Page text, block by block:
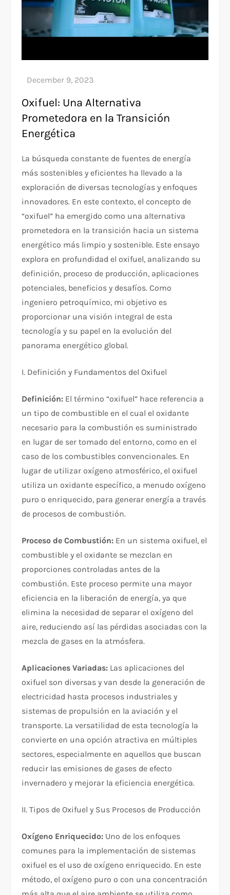
Oxifuel: Una Alternativa
Prometedora en la Transición
Energética
La búsqueda constante de fuentes de energía
más sostenibles y eficientes ha llevado a la
exploración de diversas tecnologías y enfoques
innovadores. En este contexto, el concepto de
“oxifuel” ha emergido como una alternativa
prometedora en la transición hacia un sistema
energético más limpio y sostenible. Este ensayo
explora en profundidad el oxifuel, analizando su
definición, proceso de producción, aplicaciones
potenciales, beneficios y desafíos. Como
ingeniero petroquímico, mi objetivo es
proporcionar una visión integral de esta
tecnología y su papel en la evolución del
panorama energético global.
I. Definición y Fundamentos del Oxifuel
Definición: El término “oxifuel” hace referencia a
un tipo de combustible en el cual el oxidante
necesario para la combustión es suministrado
en lugar de ser tomado del entorno, como en el
caso de los combustibles convencionales. En
lugar de utilizar oxígeno atmosférico, el oxifuel
utiliza un oxidante específico, a menudo oxígeno
puro o enriquecido, para generar energía a través
de procesos de combustión.
Proceso de Combustión: En un sistema oxifuel, el
combustible y el oxidante se mezclan en
proporciones controladas antes de la
combustión. Este proceso permite una mayor
eficiencia en la liberación de energía, ya que
elimina la necesidad de separar el oxígeno del
aire, reduciendo así las pérdidas asociadas con la
mezcla de gases en la atmósfera.
Aplicaciones Variadas: Las aplicaciones del
oxifuel son diversas y van desde la generación de
electricidad hasta procesos industriales y
sistemas de propulsión en la aviación y el
transporte. La versatilidad de esta tecnología la
convierte en una opción atractiva en múltiples
sectores, especialmente en aquellos que buscan
reducir las emisiones de gases de efecto
invernadero y mejorar la eficiencia energética.
II. Tipos de Oxifuel y Sus Procesos de Producción
Oxígeno Enriquecido: Uno de los enfoques
comunes para la implementación de sistemas
oxifuel es el uso de oxígeno enriquecido. En este
método, el oxígeno puro o con una concentración